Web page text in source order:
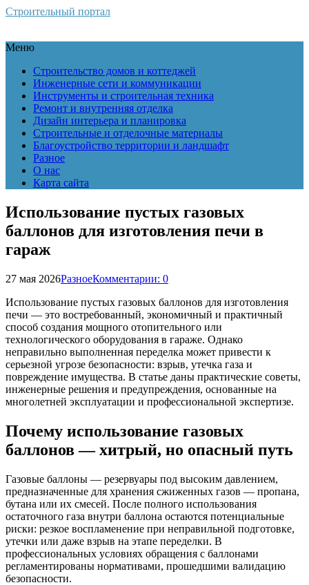
Строительный портал
Меню
Строительство домов и коттеджей
Инженерные сети и коммуникации
Инструменты и строительная техника
Ремонт и внутренняя отделка
Дизайн интерьера и планировка
Строительные и отделочные материалы
Благоустройство территории и ландшафт
Разное
О нас
Карта сайта
Использование пустых газовых
баллонов для изготовления печи в
гараж
27 мая 2026РазноеКомментарии: 0
Использование пустых газовых баллонов для изготовления
печи — это востребованный, экономичный и практичный
способ создания мощного отопительного или
технологического оборудования в гараже. Однако
неправильно выполненная переделка может привести к
серьезной угрозе безопасности: взрыв, утечка газа и
повреждение имущества. В статье даны практические советы,
инженерные решения и предупреждения, основанные на
многолетней эксплуатации и профессиональной экспертизе.
Почему использование газовых
баллонов — хитрый, но опасный путь
Газовые баллоны — резервуары под высоким давлением,
предназначенные для хранения сжиженных газов — пропана,
бутана или их смесей. После полного использования
остаточного газа внутри баллона остаются потенциальные
риски: резкое воспламенение при неправильной подготовке,
утечки или даже взрыв на этапе переделки. В
профессиональных условиях обращения с баллонами
регламентированы нормативами, прошедшими валидацию
безопасности.